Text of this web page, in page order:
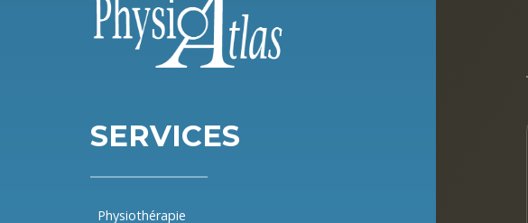
SERVICES
Physiothérapie